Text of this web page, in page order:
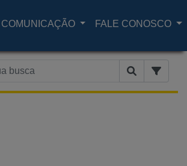
COMUNICAÇÃO FALE CONOSCO